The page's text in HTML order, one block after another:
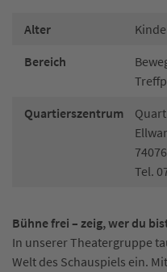
Alter
Bereich
Quartierszentrum
Tel.
Bühne frei – zeig, wer du
In unserer Theatergruppe
Welt des Schauspiels ein.